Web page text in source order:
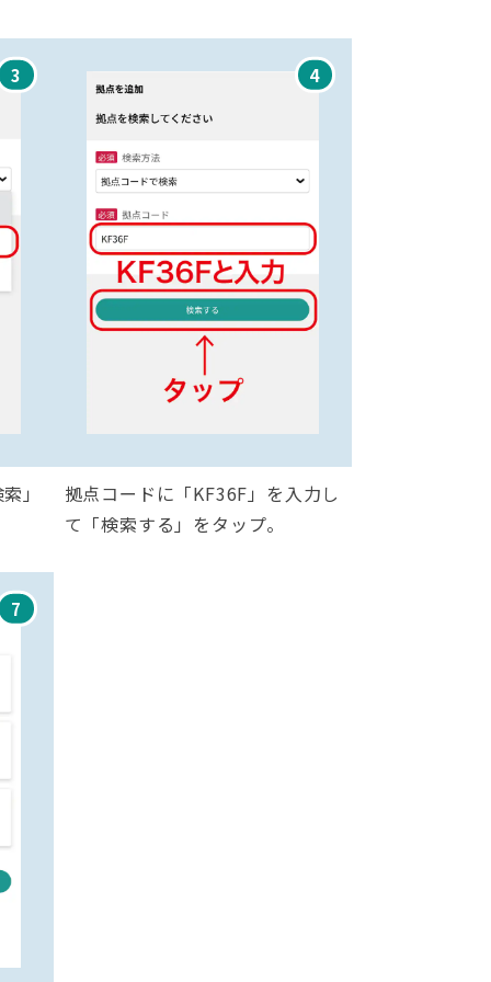
」
拠点コードに「KF36F」を入力し
て「検索する」をタップ。